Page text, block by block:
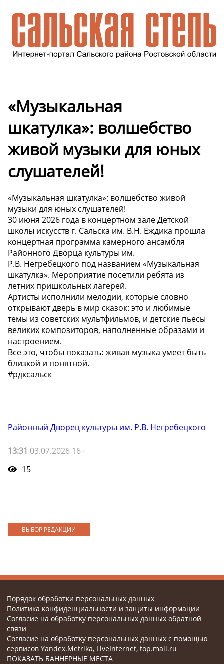
«Музыкальная
шкатулка»: волшебство
живой музыки для юных
слушателей!
«Музыкальная шкатулка»: волшебство живой
музыки для юных слушателей!
30 июня 2026 года в концертном зале Детской
школы искусств г. Сальска им. В.Н. Еждика прошла
концертная программа камерного ансамбля
Районного Дворца культуры им.
Р.В. Негребецкого под названием «Музыкальная
шкатулка». Мероприятие посетили ребята из
летних пришкольных лагерей.
Артисты исполнили мелодии, которые словно
открывают дверь в мир сказок: это и любимые
темы из советских мультфильмов, и детские пьесы
великих композиторов, наполненные образами и
настроением.
Все это, чтобы показать: живая музыка умеет быть
близкой и понятной.
#рдксальск
Районный Дворец культуры им. Р.В. Негребецкого
13:31 03.07.2026 16+
15
ВЫБОР РЕДАКЦИИ
Порядок обработки персональных данных
Политика конфиденциальности и защиты информации
Согласие на обработку персональных данных обратной
связи
Согласие на обработку персональных данных с помощью
сервисов Yandex.Metrika, LiveInternet, top.mail.ru
ПОКАЗАТЬ БАННЕРНЫЕ МЕСТА